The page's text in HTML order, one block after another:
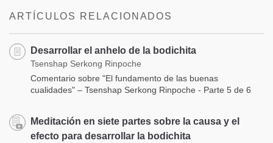
ARTÍCULOS RELACIONADOS
Desarrollar el anhelo de la bodichita
Tsenshap Serkong Rinpoche
Comentario sobre "El fundamento de las buenas
cualidades" – Tsenshap Serkong Rinpoche - Parte 5 de 6
Meditación en siete partes sobre la causa y el
efecto para desarrollar la bodichita